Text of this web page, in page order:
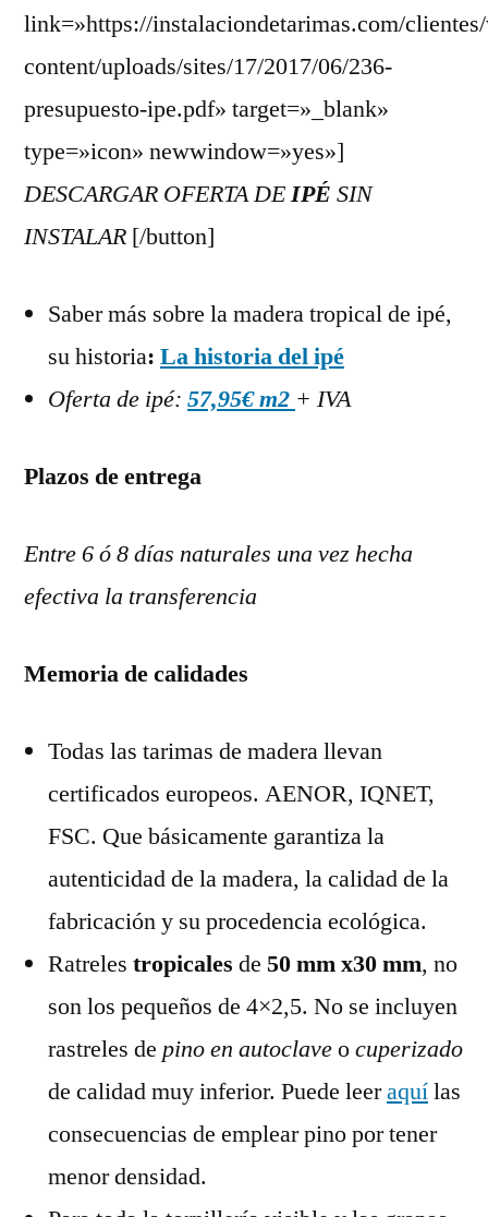
link=»https://instalaciondetarimas.com/
content/uploads/sites/17/2017/06/236-
presupuesto-ipe.pdf» target=»_blank»
type=»icon» newwindow=»yes»]
DESCARGAR OFERTA DEIPÉ SIN
INSTALAR [/button]
Saber más sobre la madera tropical de ipé,
su historia: La historia del ipé
Oferta de ipé: 57,95€ m2 + IVA
Plazos de entrega
Entre 6 ó 8 días naturales una vez hecha
efectiva la transferencia
Memoria de calidades
Todas las tarimas de madera llevan
certificados europeos. AENOR, IQNET,
FSC. Que básicamente garantiza la
autenticidad de la madera, la calidad de la
fabricación y su procedencia ecológica.
Ratreles tropicales de 50 mm x30 mm, no
son los pequeños de 4×2,5. No se incluyen
rastreles de pino en autoclaveocuperizado
de calidad muy inferior. Puede leeraquílas
consecuencias de emplear pino por tener
menor densidad.